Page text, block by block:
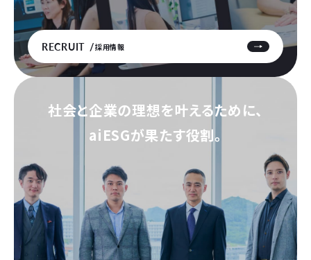
RECRUIT 採用情報
社会と企業の理想を叶えるために、
aiESGが果たす役割。